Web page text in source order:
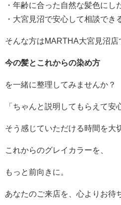
・年齢に合った自然な髪色にし
・大宮見沼で安心して相談でき
そんな方はMARTHA大宮見沼店
今の髪とこれからの染め方
を一緒に整理してみませんか？
「ちゃんと説明してもらえて安
そう感じていただける時間を大
これからのグレイカラーを、
もっと前向きに。
あなたのご来店を、心よりお待